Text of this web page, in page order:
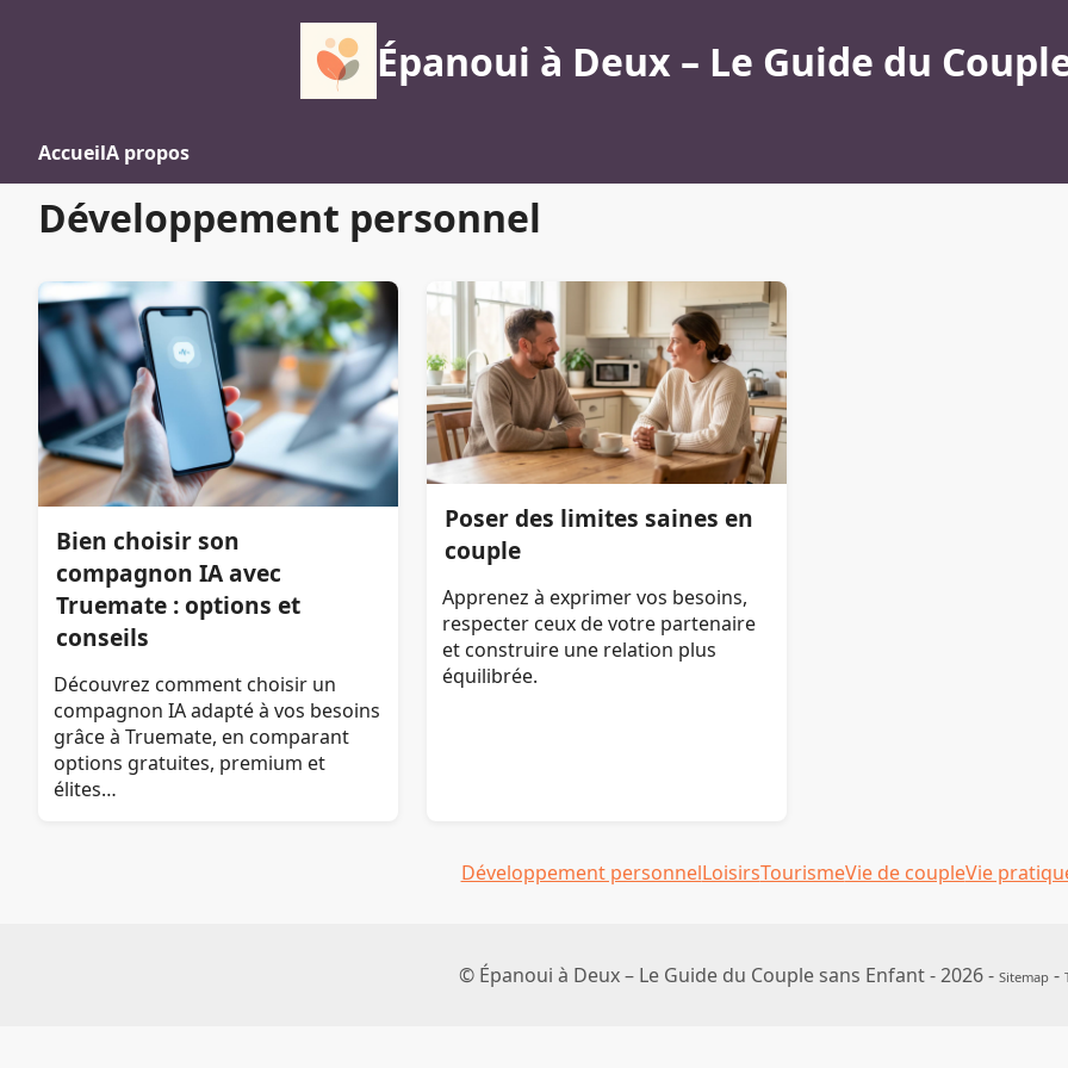
Épanoui à Deux – Le Guide du
AccueilA propos
Développement personnel
Bien choisir son
compagnon IA avec
Truemate : options et
conseils
Découvrez comment choisir un
compagnon IA adapté à vos besoins
grâce à Truemate, en comparant
options gratuites, premium et
élites…
Poser des limites saines en
couple
Apprenez à exprimer vos besoins,
respecter ceux de votre partenaire
et construire une relation plus
équilibrée.
Développement personnelLoisirsTourismeVie de coupleVie
© Épanoui à Deux – Le Guide du Couple sans Enfant - 2026 - Sitemap-